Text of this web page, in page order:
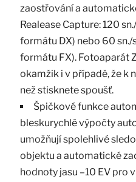
zaostřování a
Realease Capture: 120
formátu DX) nebo 60 sn./
formátu FX). Fotoaparát
okamžik i v případě, že k
než stisknete spoušť.
Špičkové funkce
bleskurychlé výpočty
umožňují spolehlivé
objektu a automatické
hodnoty jasu –10 EV pro